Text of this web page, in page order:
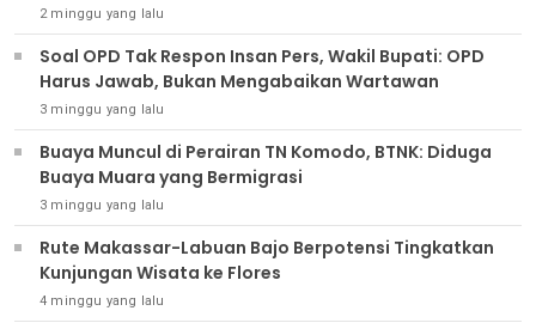
2 minggu yang lalu
Soal OPD Tak Respon Insan Pers, Wakil Bupati: OPD
Harus Jawab, Bukan Mengabaikan Wartawan
3 minggu yang lalu
Buaya Muncul di Perairan TN Komodo, BTNK: Diduga
Buaya Muara yang Bermigrasi
3 minggu yang lalu
Rute Makassar-Labuan Bajo Berpotensi Tingkatkan
Kunjungan Wisata ke Flores
4 minggu yang lalu